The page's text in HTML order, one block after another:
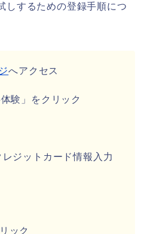
しするための登録手順につ
へアクセス
験」をクリック
ジットカード情報入力
ック